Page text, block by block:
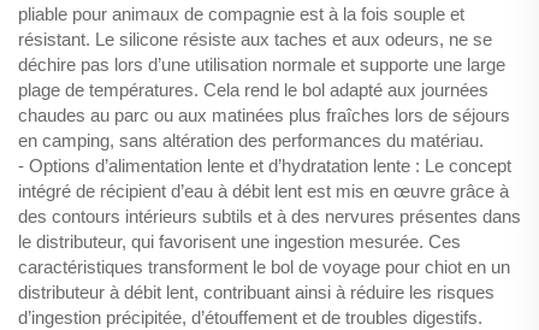
pliable pour animaux de compagnie est à la fois souple et
résistant. Le silicone résiste aux taches et aux odeurs, ne se
déchire pas lors d’une utilisation normale et supporte une large
plage de températures. Cela rend le bol adapté aux journées
chaudes au parc ou aux matinées plus fraîches lors de séjours
en camping, sans altération des performances du matériau.
- Options d’alimentation lente et d’hydratation lente : Le concept
intégré de récipient d’eau à débit lent est mis en œuvre grâce à
des contours intérieurs subtils et à des nervures présentes dans
le distributeur, qui favorisent une ingestion mesurée. Ces
caractéristiques transforment le bol de voyage pour chiot en un
distributeur à débit lent, contribuant ainsi à réduire les risques
d’ingestion précipitée, d’étouffement et de troubles digestifs.